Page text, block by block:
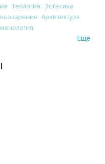
Теология Эстетика
Архитектура
Еще